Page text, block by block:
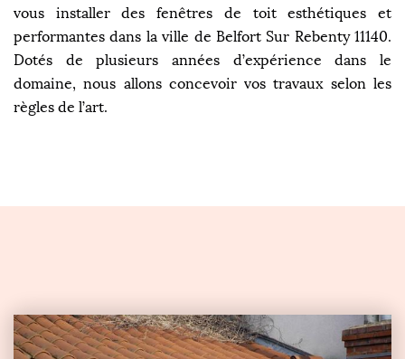
vous installer des fenêtres de toit esthétiques et
performantes dans la ville de Belfort Sur Rebenty 11140.
Dotés de plusieurs années d’expérience dans le
domaine, nous allons concevoir vos travaux selon les
règles de l’art.